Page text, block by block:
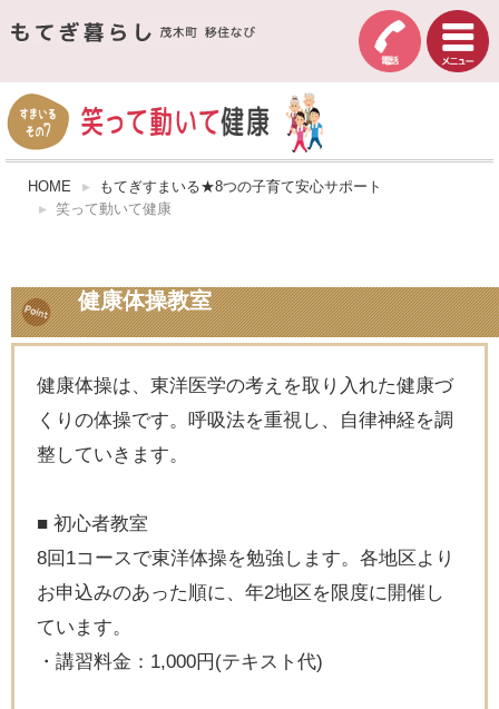
HOME
もてぎすまいる★8つの子育て安心サポート
笑って動いて健康
健康体操教室
健康体操は、東洋医学の考えを取り入れた健康づ
くりの体操です。呼吸法を重視し、自律神経を調
整していきます。
■ 初心者教室
8回1コースで東洋体操を勉強します。各地区より
お申込みのあった順に、年2地区を限度に開催し
ています。
・講習料金：1,000円(テキスト代)